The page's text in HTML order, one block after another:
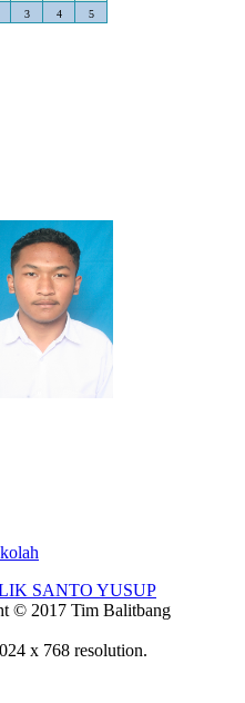
3 4 5
SANTO YUSUP
© 2017 Tim Balitbang
x 768 resolution.